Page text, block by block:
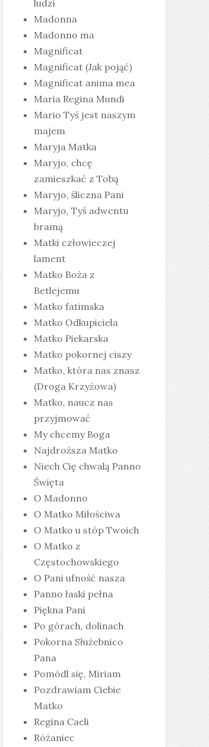
ludzi
Madonna
Madonno ma
Magnificat
Magnificat (Jak pojąć)
Magnificat anima mea
Maria Regina Mundi
Mario Tyś jest naszym
majem
Maryja Matka
Maryjo, chcę
zamieszkać z Tobą
Maryjo, śliczna Pani
Maryjo, Tyś adwentu
bramą
Matki człowieczej
lament
Matko Boża z
Betlejemu
Matko fatimska
Matko Odkupiciela
Matko Piekarska
Matko pokornej ciszy
Matko, która nas znasz
(Droga Krzyżowa)
Matko, naucz nas
przyjmować
My chcemy Boga
Najdroższa Matko
Niech Cię chwalą Panno
Święta
O Madonno
O Matko Miłościwa
O Matko u stóp Twoich
O Matko z
Częstochowskiego
O Pani ufność nasza
Panno łaski pełna
Piękna Pani
Po górach, dolinach
Pokorna Służebnico
Pana
Pomódl się, Miriam
Pozdrawiam Ciebie
Matko
Regina Caeli
Różaniec